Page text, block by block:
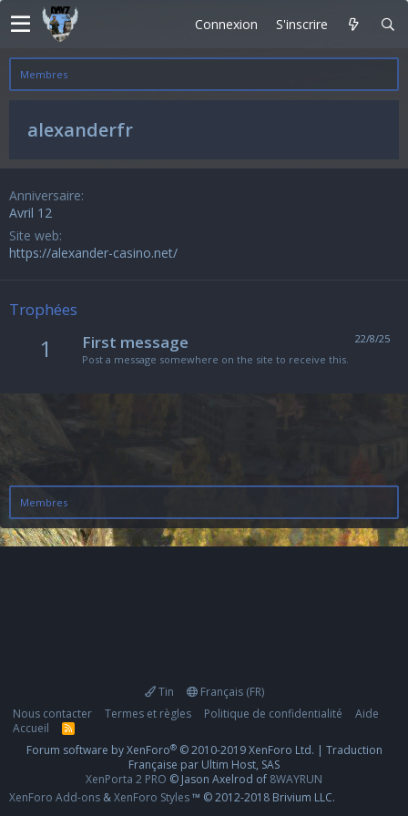
Connexion S'inscrire
Membres
alexanderfr
Anniversaire
Avril 12
Site web
https://alexander-casino.net/
Trophées
1 22/8/25
First message
Post a message somewhere on the site to receive this.
Membres
Tin
Français (FR)
Nous contacter
Termes et règles Politique de confidentialité
Aide
Accueil
R
S
S
Forum software by XenForo® © 2010-2019 XenForo Ltd. | Traduction
Française par Ultim Host, SAS
XenPorta 2 PRO © Jason Axelrod of 8WAYRUN
XenForo Add-ons &XenForo Styles™ © 2012-2018 Brivium LLC.